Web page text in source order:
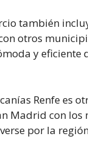
también
otros
y eficiente
Renfe es
Madrid con
por la